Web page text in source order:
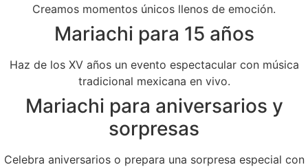
Creamos momentos únicos llenos de emoción.
Mariachi para 15 años
Haz de los XV años un evento espectacular con música
tradicional mexicana en vivo.
Mariachi para aniversarios y
sorpresas
Celebra aniversarios o prepara una sorpresa especial con